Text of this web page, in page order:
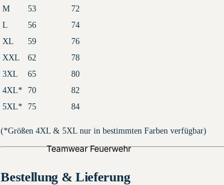
Teamwear Feuerwehr
M
53
72
L
56
74
XL
59
76
XXL
62
78
3XL
65
80
4XL*
70
82
5XL*
75 84
(*Größen 4XL & 5XL nur in bestimmten Farben verfügbar)
Bestellung & Lieferung